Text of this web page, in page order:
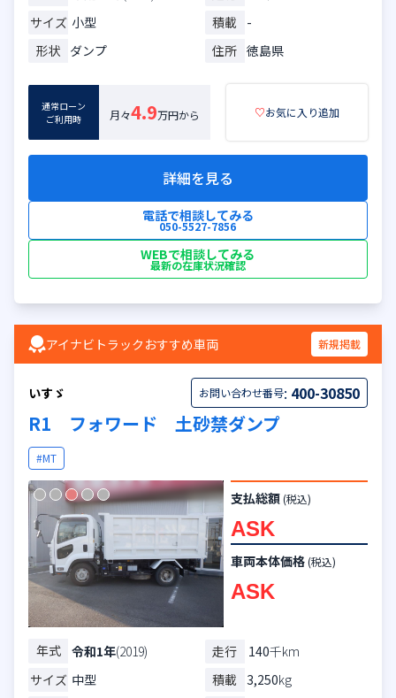
サイズ 小型 積載
-
形状 ダンプ 住所 徳島県
通常ローン
ご利用時
月々4.9万円から ♡お気に入り追加
詳細を見る
電話で相談してみる
050-5527-7856
WEBで相談してみる
最新の在庫状況確認
アイナビトラックおすすめ車両 新規掲載
いすゞ お問い合わせ番号: 400-30850
R1 フォワード 土砂禁ダンプ
#MT
支払総額 (税込)
ASK
車両本体価格 (税込)
ASK
年式 令和1年(2019) 走行 140千km
サイズ 中型 積載 3,250kg